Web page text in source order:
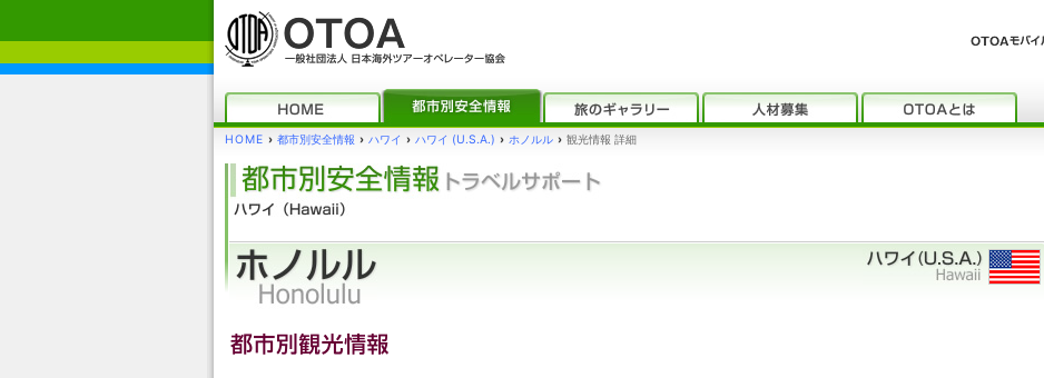
HOME › 都市別安全情報 › ハワイ › ハワイ (U.S.A.) › ホノルル › 観光情報 詳細